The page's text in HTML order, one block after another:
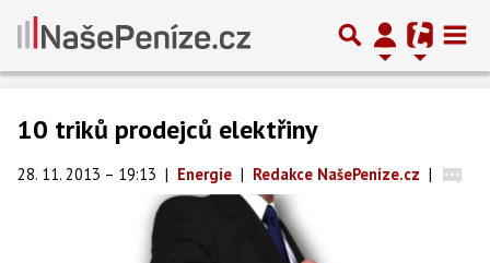
10 triků prodejců elektřiny
28. 11. 2013 – 19:13 | Energie | Redakce NašePeníze.cz |